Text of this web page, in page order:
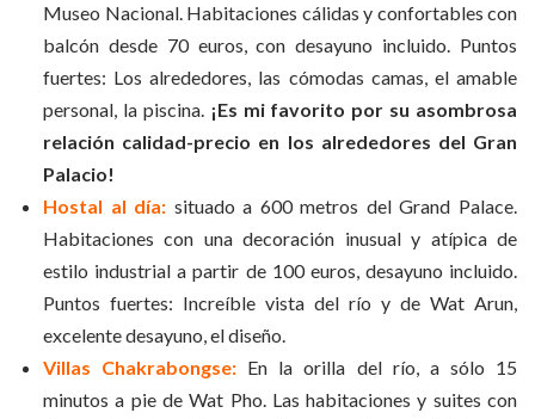
Museo Nacional. Habitaciones cálidas y confortables con
balcón desde 70 euros, con desayuno incluido. Puntos
fuertes: Los alrededores, las cómodas camas, el amable
personal, la piscina. ¡Es mi favorito por su asombrosa
relación calidad-precio en los alrededores del Gran
Palacio!
Hostal al día: situado a 600 metros del Grand Palace.
Habitaciones con una decoración inusual y atípica de
estilo industrial a partir de 100 euros, desayuno incluido.
Puntos fuertes: Increíble vista del río y de Wat Arun,
excelente desayuno, el diseño.
Villas Chakrabongse: En la orilla del río, a sólo 15
minutos a pie de Wat Pho. Las habitaciones y suites con